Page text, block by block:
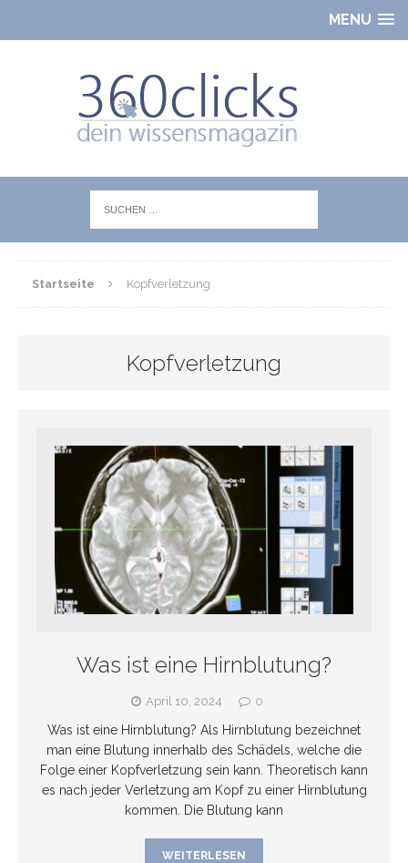
MENU
Startseite Kopfverletzung
Kopfverletzung
Was ist eine Hirnblutung?
April 10, 2024 0
Was ist eine Hirnblutung? Als Hirnblutung bezeichnet
man eine Blutung innerhalb des Schädels, welche die
Folge einer Kopfverletzung sein kann. Theoretisch kann
es nach jeder Verletzung am Kopf zu einer Hirnblutung
kommen. Die Blutung kann
WEITERLESEN